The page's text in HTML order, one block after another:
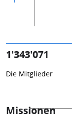
1'343'071
Die Mitglieder
Missionen